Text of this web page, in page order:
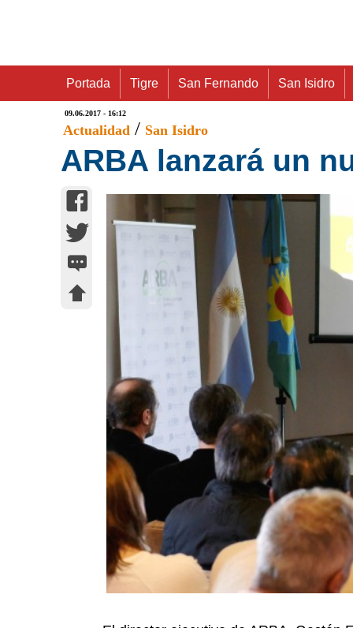
Portada Tigre San Fernando San Isidro
09.06.2017 - 16:12
Actualidad / San Isidro
ARBA lanzará un